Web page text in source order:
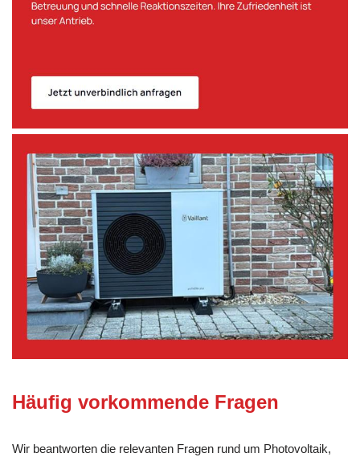
Häufig vorkommende Fragen
Wir beantworten die relevanten Fragen rund um Photovoltaik,